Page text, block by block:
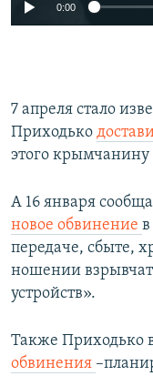
0:00
7 апреля стало
Приходько
этого крымчанину
А 16 января
новое обвинение
передаче, сбыте,
ношении
устройств​».
Также Приходько
обвинения